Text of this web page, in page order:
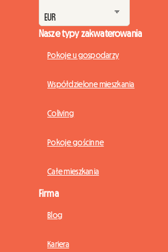
Nasze typy zakwaterowania
Pokoje u gospodarzy
Współdzielone mieszkania
Coliving
Pokoje gościnne
Całe mieszkania
Firma
Blog
Kariera